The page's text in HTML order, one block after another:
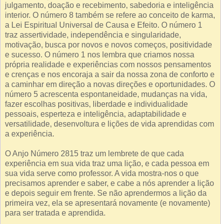
julgamento, doação e recebimento, sabedoria e inteligência
interior. O número 8 também se refere ao conceito de karma,
a Lei Espiritual Universal de Causa e Efeito. O número 1
traz assertividade, independência e singularidade,
motivação, busca por novos e novos começos, positividade
e sucesso. O número 1 nos lembra que criamos nossa
própria realidade e experiências com nossos pensamentos
e crenças e nos encoraja a sair da nossa zona de conforto e
a caminhar em direção a novas direções e oportunidades. O
número 5 acrescenta espontaneidade, mudanças na vida,
fazer escolhas positivas, liberdade e individualidade
pessoais, esperteza e inteligência, adaptabilidade e
versatilidade, desenvoltura e lições de vida aprendidas com
a experiência.
O Anjo Número 2815 traz um lembrete de que cada
experiência em sua vida traz uma lição, e cada pessoa em
sua vida serve como professor. A vida mostra-nos o que
precisamos aprender e saber, e cabe a nós aprender a lição
e depois seguir em frente. Se não aprendermos a lição da
primeira vez, ela se apresentará novamente (e novamente)
para ser tratada e aprendida.